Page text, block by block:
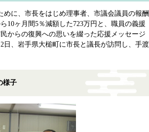
めに、市長をはじめ理事者、市議会議員の報酬
10ヶ月間5％減額した723万円と、職員の義援
からの復興への思いを綴った応援メッセージ
日、岩手県大槌町に市長と議長が訪問し、手渡
様子